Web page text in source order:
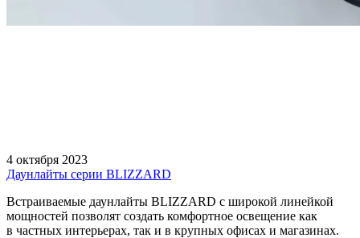
4 октября 2023
Даунлайты серии BLIZZARD
Встраиваемые даунлайты BLIZZARD с широкой линейкой
мощностей позволят создать комфортное освещение как
в частных интерьерах, так и в крупных офисах и магазинах.